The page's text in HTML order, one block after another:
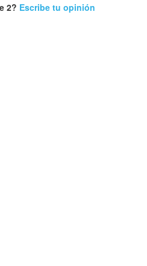
2? Escribe tu opinión